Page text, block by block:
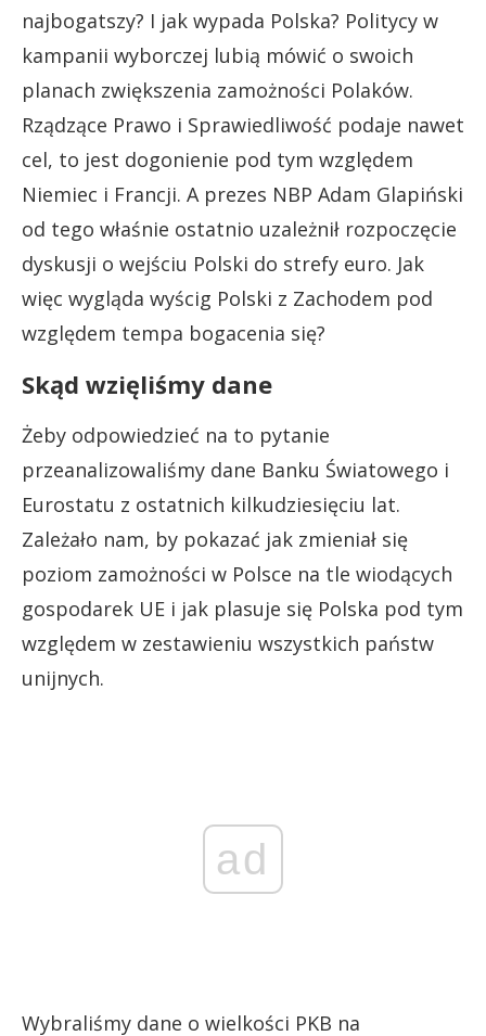
najbogatszy? I jak wypada Polska? Politycy w
kampanii wyborczej lubią mówić o swoich
planach zwiększenia zamożności Polaków.
Rządzące Prawo i Sprawiedliwość podaje nawet
cel, to jest dogonienie pod tym względem
Niemiec i Francji. A prezes NBP Adam Glapiński
od tego właśnie ostatnio uzależnił rozpoczęcie
dyskusji o wejściu Polski do strefy euro. Jak
więc wygląda wyścig Polski z Zachodem pod
względem tempa bogacenia się?
Skąd wzięliśmy dane
Żeby odpowiedzieć na to pytanie
przeanalizowaliśmy dane Banku Światowego i
Eurostatu z ostatnich kilkudziesięciu lat.
Zależało nam, by pokazać jak zmieniał się
poziom zamożności w Polsce na tle wiodących
gospodarek UE i jak plasuje się Polska pod tym
względem w zestawieniu wszystkich państw
unijnych.
ad
Wybraliśmy dane o wielkości PKB na